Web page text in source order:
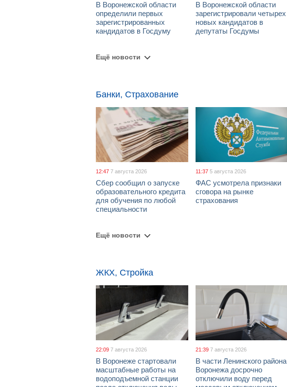
В Воронежской области
определили первых
зарегистрированных
кандидатов в Госдуму
В Воронежской области
зарегистрировали четырех
новых кандидатов в
депутаты Госдумы
Ещё новости
Банки, Страхование
12:47 7 августа 2026
Сбер сообщил о запуске
образовательного кредита
для обучения по любой
специальности
11:37 5 августа 2026
ФАС усмотрела признаки
сговора на рынке
страхования
Ещё новости
ЖКХ, Стройка
22:09 7 августа 2026
В Воронеже стартовали
масштабные работы на
водоподъемной станции
21:39 7 августа 2026
В части Ленинского района
Воронежа досрочно
отключили воду перед